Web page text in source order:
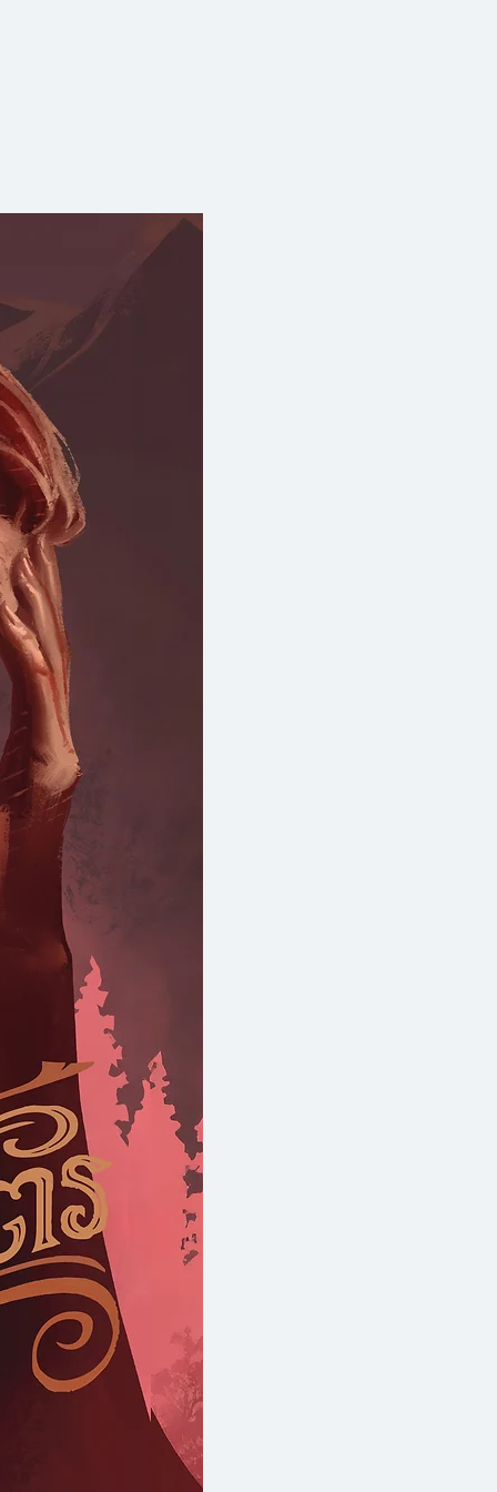
การและนโยบาย เช่น สาขา
รรมที่เป็นดาวดวงใหม่ในแวดวง
งนี้จะออมมากขึ้น” ซึ่งช่วยแก้
ใช้ยามเกษียณ และ
คนไม่ลืมกินยาที่สำคัญยิ่งต่อชีวิต
มจึงเป็นหนทางให้เราพัฒนา
งนโยบายสาธารณะให้เกิด
นมากมายที่เป็นมนุษย์เดินดิน
ต่ในทฤษฎี